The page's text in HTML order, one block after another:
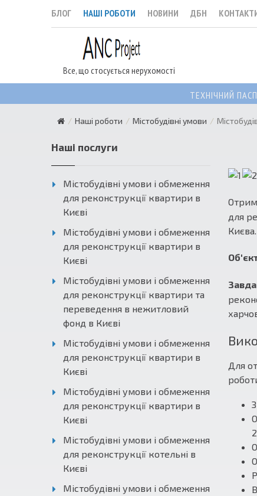
БЛОГ НАШІ РОБОТИ НОВИНИ ДБН
Все, що стосується нерухомості
ТЕХНІЧНИЙ
Наші роботи Містобудівні умови
для
Києва.
Для
Наші послуги
Містобудівні умови і обмеження
для реконструкції квартири в
Києві
Містобудівні умови і обмеження
для реконструкції квартири в
Києві
Містобудівні умови і обмеження
для реконструкції квартири та
переведення в нежитловий
фонд в Києві
Містобудівні умови і обмеження
для реконструкції квартири в
Києві
Містобудівні умови і обмеження
для реконструкції квартири в
Києві
Містобудівні умови і обмеження
для реконструкції котельні в
Києві
Містобудівні умови і обмеження